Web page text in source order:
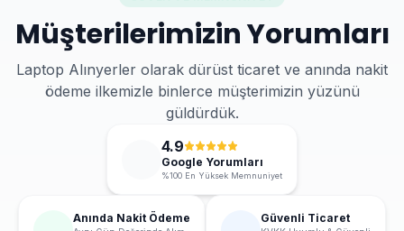
Müşterilerimizin Yorumları
Laptop Alınyerler olarak dürüst ticaret ve anında nakit
ödeme ilkemizle binlerce müşterimizin yüzünü
güldürdük.
4.9
Google Yorumları
%100 En Yüksek Memnuniyet
Anında Nakit Ödeme Güvenli Ticaret